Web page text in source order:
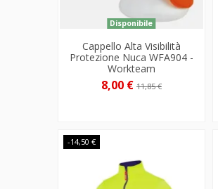
Disponibile
Cappello Alta Visibilità
Protezione Nuca WFA904 -
Workteam
8,00 € 11,85 €
-14,50 €